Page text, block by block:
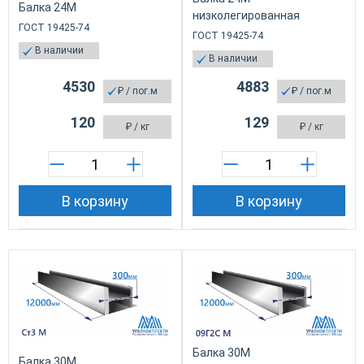
Балка 24М
ГОСТ 19425-74
В наличии
₽ / пог.м
4530
₽ / кг
120
В корзину
низколегированная
ГОСТ 19425-74
В наличии
₽ / пог.м
4883
₽ / кг
129
В корзину
Балка 30М
Балка 30М